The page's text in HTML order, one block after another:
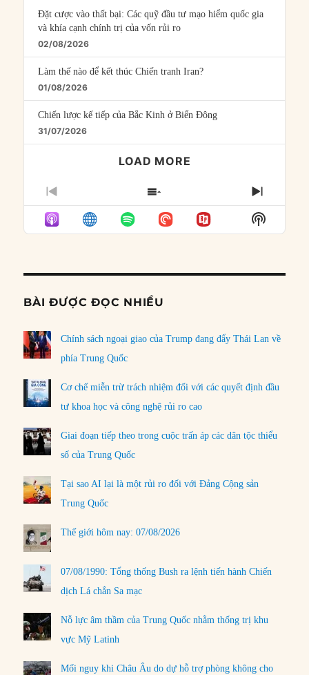
Đặt cược vào thất bại: Các quỹ đầu tư mạo hiểm quốc gia
và khía cạnh chính trị của vốn rủi ro
02/08/2026
Làm thế nào để kết thúc Chiến tranh Iran?
01/08/2026
Chiến lược kế tiếp của Bắc Kinh ở Biển Đông
31/07/2026
LOAD MORE
PREVIOUS
EPISODE
SHOW
EPISODES
LIST
NEXT
Show
Podcast
BÀI ĐƯỢC ĐỌC NHIỀU
Chính sách ngoại giao của Trump đang đẩy Thái Lan về
phía Trung Quốc
Cơ chế miễn trừ trách nhiệm đối với các quyết định đầu
tư khoa học và công nghệ rủi ro cao
Giai đoạn tiếp theo trong cuộc trấn áp các dân tộc thiểu
số của Trung Quốc
Tại sao AI lại là một rủi ro đối với Đảng Cộng sản
Trung Quốc
Thế giới hôm nay: 07/08/2026
07/08/1990: Tổng thống Bush ra lệnh tiến hành Chiến
dịch Lá chắn Sa mạc
Nỗ lực âm thầm của Trung Quốc nhằm thống trị khu
vực Mỹ Latinh
Mối nguy khi Châu Âu do dự hỗ trợ phòng không cho